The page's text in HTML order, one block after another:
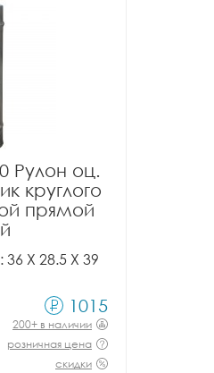
Рулон оц.
круглого
прямой
X 28.5 X 39
1015
200+ в наличии
розничная цена
скидки